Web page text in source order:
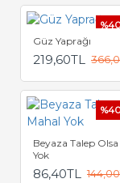
Güz Yaprağı
219,60TL
Beyaza Talep
Yok
86,40TL